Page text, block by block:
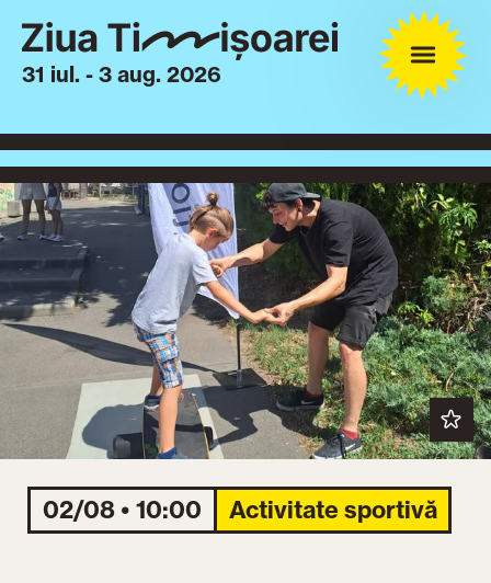
31 iul. - 3 aug. 2026
02/08 • 10:00 Activitate sportivă